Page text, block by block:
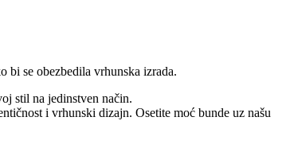
bi se obezbedila vrhunska izrada.
stil na jedinstven način.
i vrhunski dizajn. Osetite moć bunde uz našu